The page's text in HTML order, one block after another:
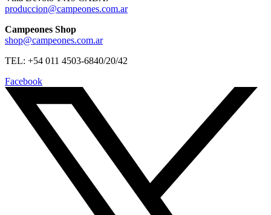
produccion@campeones.com.ar
Campeones Shop
shop@campeones.com.ar
TEL: +54 011 4503-6840/20/42
Facebook